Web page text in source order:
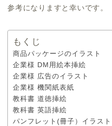
参考になりますと幸いです。
もくじ
商品パッケージのイラスト
企業様 DM用絵本挿絵
企業様 広告のイラスト
企業様 機関紙表紙
教科書 道徳挿絵
教科書 英語挿絵
パンフレット(冊子）イラスト